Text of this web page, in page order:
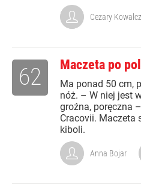
Cezary
Maczeta po
Ma ponad 50 cm,
nóż. – W niej jest
groźna, poręczna
Cracovii. Maczeta
kiboli.
62
Anna Bojar